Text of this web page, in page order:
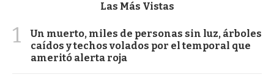
Las Más Vistas
1
Un muerto, miles de personas sin luz, árboles
caídos y techos volados por el temporal que
ameritó alerta roja